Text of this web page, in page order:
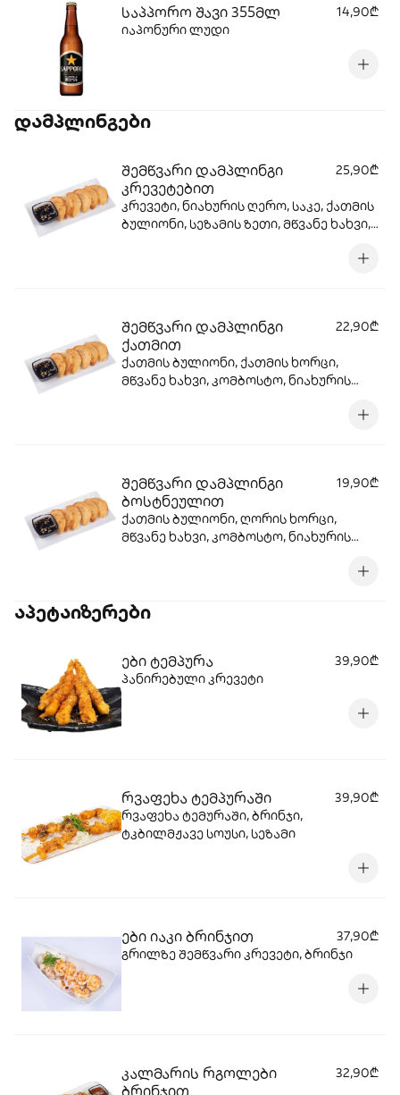
საპპორო შავი 355მლ
14,90₾
იაპონური ლუდი
დამპლინგები
შემწვარი დამპლინგი
კრევეტებით
25,90₾
კრევეტი, ნიახურის ღერო, საკე, ქათმის
ბულიონი, სეზამის ზეთი, მწვანე ხახვი,
შემწვარი დამპლინგი
ქათმით
22,90₾
ქათმის ბულიონი, ქათმის ხორცი,
მწვანე ხახვი, კომბოსტო, ნიახურის
მარცვლები, სეზამის ზეთი, ცომი, ზეთი
შემწვარი დამპლინგი
ბოსტნეულით
19,90₾
ქათმის ბულიონი, ღორის ხორცი,
მწვანე ხახვი, კომბოსტო, ნიახურის
მარცვლები, სეზამის ზეთი, ცომი, ზეთი
აპეტაიზერები
ები ტემპურა
39,90₾
პანირებული კრევეტი
რვაფეხა ტემპურაში
39,90₾
რვაფეხა ტემურაში, ბრინჯი,
ტკბილმჟავე სოუსი, სეზამი
ები იაკი ბრინჯით
37,90₾
გრილზე შემწვარი კრევეტი, ბრინჯი
კალმარის რგოლები
ბრინჯით
32,90₾